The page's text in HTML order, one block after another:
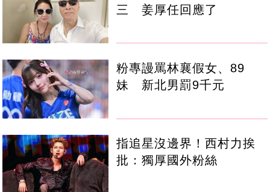
三 姜厚任回應了
粉專謾罵林襄假女、89
妹 新北男罰9千元
指追星沒邊界！西村力挨
批：獨厚國外粉絲